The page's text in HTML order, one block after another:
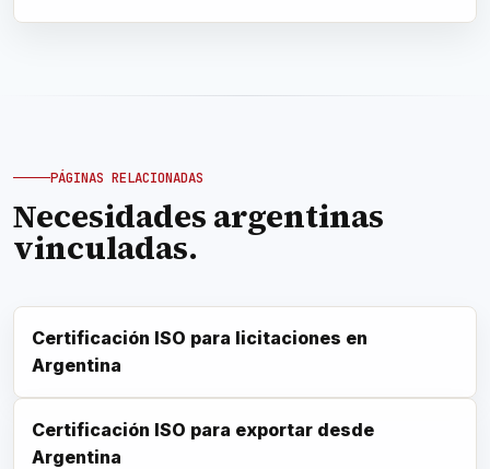
PÁGINAS RELACIONADAS
Necesidades argentinas
vinculadas.
Certificación ISO para licitaciones en
Argentina
Certificación ISO para exportar desde
Argentina